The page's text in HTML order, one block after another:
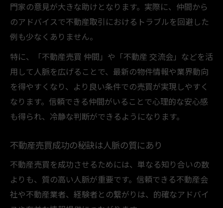
門家の意見が大きな助けとなります。実際に、仲間から
のアドバイスで不動産取引におけるトラブルを回避した
例も少なくありません。
特に、「不動産売買 仲間」や「不動産 交流会」などを活
用して人脈を広げることで、最新の物件情報や業界動向
を得やすくなり、より良い条件での売買が実現しやすく
なります。信頼できる仲間がいることで心理的な安心感
も得られ、冷静な判断ができるようになります。
不動産売買成功の秘訣は人脈の質にあり
不動産売買を成功させるためには、単なる知り合いの数
よりも、質の高い人脈が重要です。信頼できる不動産会
社や不動産業者、経験者との繋がりは、的確なアドバイ